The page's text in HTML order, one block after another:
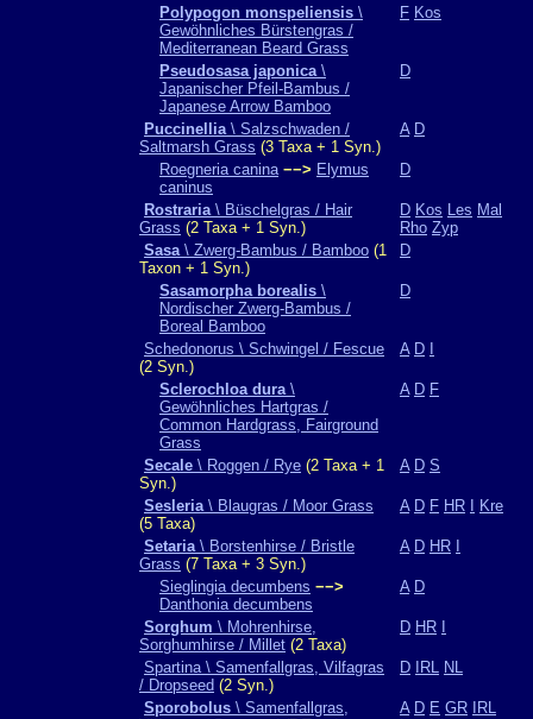
Polypogon monspeliensis \
Gewöhnliches Bürstengras /
Mediterranean Beard Grass
F Kos
Pseudosasa japonica\
Japanischer Pfeil-Bambus /
Japanese Arrow Bamboo
D
Puccinellia\ Salzschwaden /
Saltmarsh Grass (3 Taxa + 1 Syn.)
A D
Roegneria canina −−> Elymus
caninus
D
Rostraria\ Büschelgras / Hair
Grass (2 Taxa + 1 Syn.)
D Kos Les Mal
Rho Zyp
Sasa\ Zwerg-Bambus / Bamboo (1
Taxon + 1 Syn.)
D
Sasamorpha borealis \
Nordischer Zwerg-Bambus /
Boreal Bamboo
D
Schedonorus \ Schwingel / Fescue
(2 Syn.)
A D
Sclerochloa dura\
Gewöhnliches Hartgras /
Common Hardgrass, Fairground
Grass
A D F
Secale \ Roggen / Rye (2 Taxa + 1
Syn.)
A D S
Sesleria\ Blaugras / Moor Grass
(5 Taxa)
A D F HR Kre
Setaria\ Borstenhirse / Bristle
Grass (7 Taxa + 3 Syn.)
A D HR
Sieglingia decumbens −−>
Danthonia decumbens
A D
Sorghum \ Mohrenhirse,
Sorghumhirse / Millet (2 Taxa)
D HR
Spartina \ Samenfallgras, Vilfagras
/ Dropseed (2 Syn.)
D IRL NL
Sporobolus \ Samenfallgras,
A D E GR
IRL